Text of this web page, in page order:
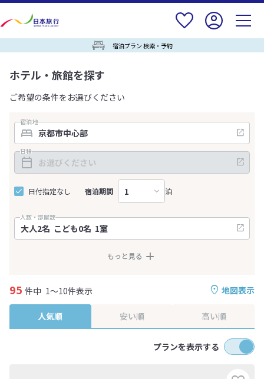
宿泊プラン 検索・予約
ホテル・旅館を探す
ご希望の条件をお選びください
宿泊地
日程
日付指定なし 宿泊期間 泊
人数・部屋数
もっと見る
地図表示
95 件中 1～10件表示
人気順 安い順 高い順
プランを表示する